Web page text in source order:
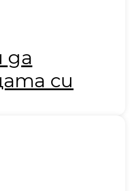
да
си